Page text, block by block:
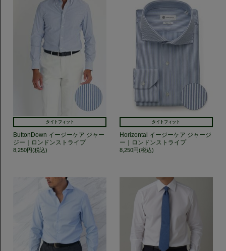
タイトフィット
ButtonDown イージーケア ジャー
ジー｜ロンドンストライプ
8,250円(税込)
タイトフィット
Horizontal イージーケア ジャージ
ー｜ロンドンストライプ
8,250円(税込)